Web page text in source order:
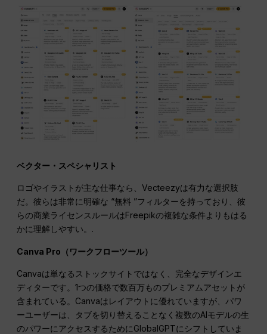
ベクター・スペシャリスト
ロゴやイラストが主な仕事なら、Vecteezyは有力な選択肢
だ。彼らは非常に明確な “無料 ”フィルターを持っており、彼
らの商業ライセンスルールはFreepikの複雑な条件よりもはる
かに理解しやすい。.
Canva Pro（ワークフローツール）
Canvaは単なるストックサイトではなく、完全なデザインエ
ディターです。1つの価格で数百万ものプレミアムアセットが
含まれている。Canvaはレイアウトに優れていますが、パワ
ーユーザーは、タブを切り替えることなく複数のAIモデルの生
のパワーにアクセスするためにGlobalGPTにシフトしていま